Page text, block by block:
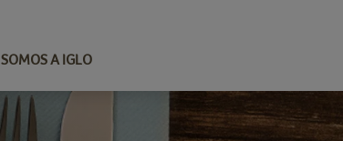
SOMOS A IGLO